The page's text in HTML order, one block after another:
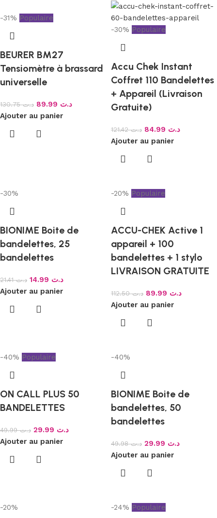
-31% Populaire
BEURER BM27
Tensiomètre à brassard
universelle
د.ت130.75 د.ت
Ajouter au panier
-30% Populaire
Accu Chek Instant
Coffret 110 Bandelettes
+ Appareil (Livraison
Gratuite)
د.ت121.42 د.ت
Ajouter au panier
-30%
BIONIME Boite de
bandelettes, 25
bandelettes
د.ت21.41 د.ت
Ajouter au panier
-20% Populaire
ACCU-CHEK Active 1
appareil + 100
bandelettes + 1 stylo
LIVRAISON GRATUITE
د.ت112.50 د.ت
Ajouter au panier
-40% Populaire
ON CALL PLUS 50
BANDELETTES
د.ت49.99 د.ت
Ajouter au panier
-40%
BIONIME Boite de
bandelettes, 50
bandelettes
د.ت49.98 د.ت
Ajouter au panier
-20% -24% Populaire